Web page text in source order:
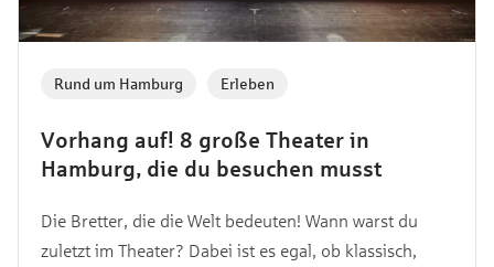
Vorhang auf! 8 große Theater in
Hamburg, die du besuchen musst
Rund um Hamburg Erleben
Die Bretter, die die Welt bedeuten! Wann warst du
zuletzt im Theater? Dabei ist es egal, ob klassisch,